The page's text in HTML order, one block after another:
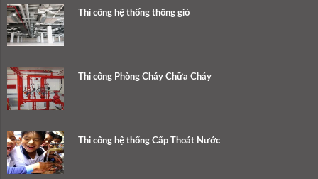
Thi công hệ thống thông gió
Thi công Phòng Cháy Chữa Cháy
Thi công hệ thống Cấp Thoát Nước